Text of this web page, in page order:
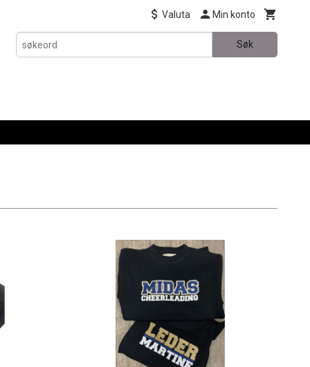
Valuta Min konto
Søk